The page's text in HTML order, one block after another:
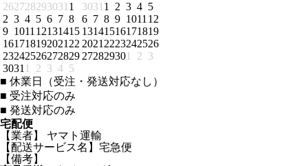
262728293031 1
2 3 4 5 6 7 8
9 1011 12131415
161718192021 22
23242526272829
3031 1 2 3 4 5
3031 1 2 3 4 5
6 7 8 9 1011 12
13141516171819
2021 2223242526
272829301 2 3
■ 休業日（受注・発送対応なし）
■ 受注対応のみ
■ 発送対応のみ
宅配便
【業者】 ヤマト運輸
【配送サービス名】宅急便
【備考】